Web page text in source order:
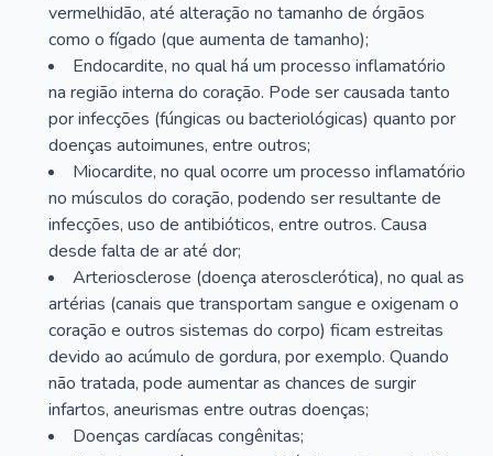
vermelhidão, até alteração no tamanho de órgãos
como o fígado (que aumenta de tamanho);
Endocardite, no qual há um processo inflamatório
na região interna do coração. Pode ser causada tanto
por infecções (fúngicas ou bacteriológicas) quanto por
doenças autoimunes, entre outros;
Miocardite, no qual ocorre um processo inflamatório
no músculos do coração, podendo ser resultante de
infecções, uso de antibióticos, entre outros. Causa
desde falta de ar até dor;
Arteriosclerose (doença aterosclerótica), no qual as
artérias (canais que transportam sangue e oxigenam o
coração e outros sistemas do corpo) ficam estreitas
devido ao acúmulo de gordura, por exemplo. Quando
não tratada, pode aumentar as chances de surgir
infartos, aneurismas entre outras doenças;
Doenças cardíacas congênitas;